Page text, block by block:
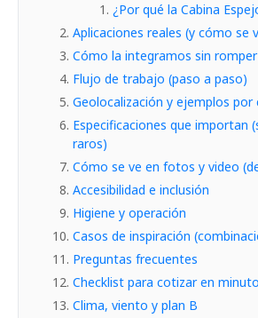
¿Por qué la Cabina
Aplicaciones reales (y cómo se
Cómo la integramos sin
Flujo de trabajo (paso a paso)
Geolocalización y ejemplos por
Especificaciones que importan
raros)
Cómo se ve en fotos y video
Accesibilidad e inclusión
Higiene y operación
Casos de inspiración
Preguntas frecuentes
Checklist para cotizar en
Clima, viento y plan B